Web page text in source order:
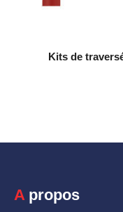
Kits de
A propos